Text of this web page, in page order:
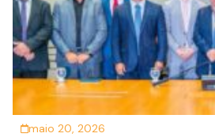
maio 20, 2026